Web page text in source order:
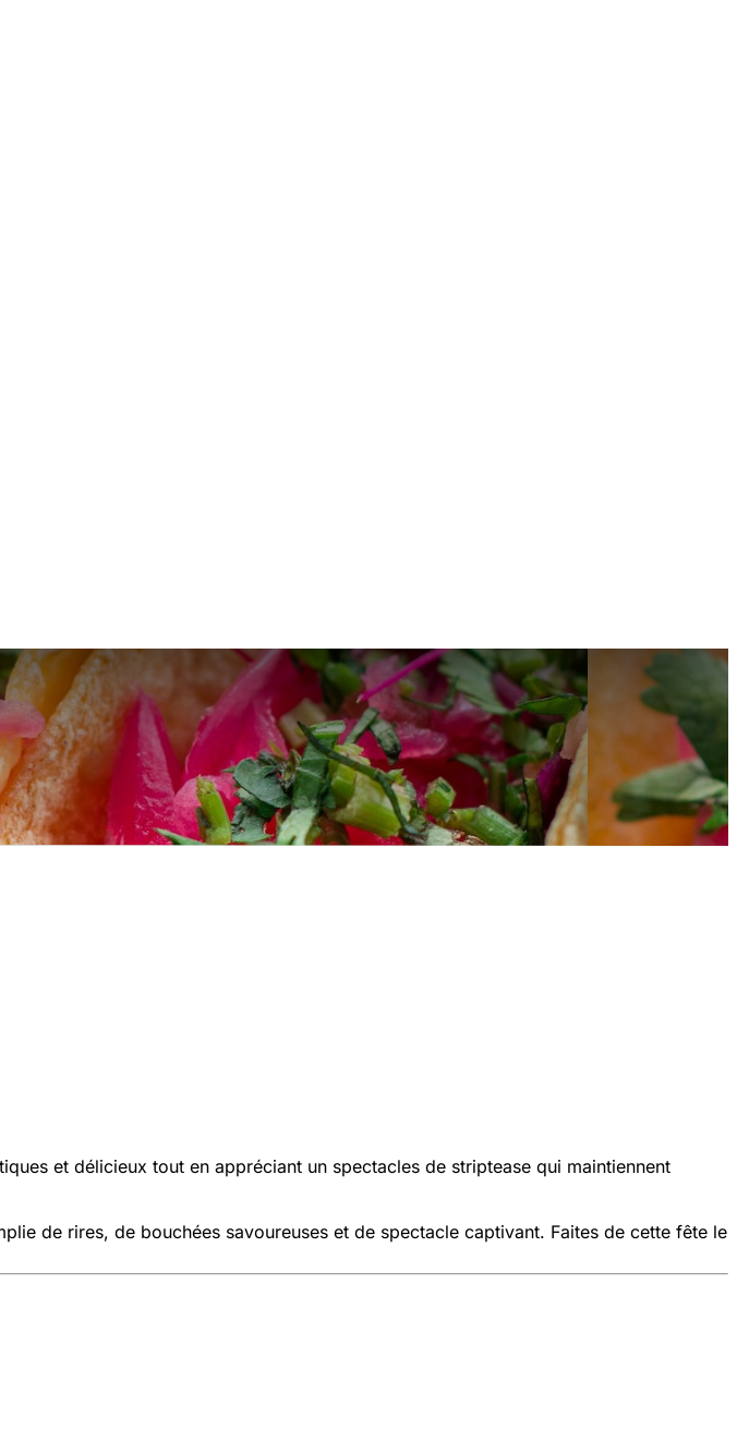
et délicieux tout en appréciant un spectacles de striptease qui maintiennent
de rires, de bouchées savoureuses et de spectacle captivant. Faites de cette fête le